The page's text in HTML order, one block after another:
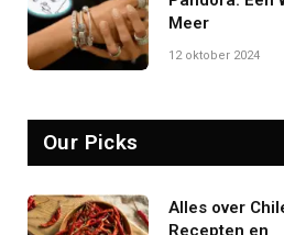
Meer
12 oktober 2024
Our Picks
Alles over
Recepten en